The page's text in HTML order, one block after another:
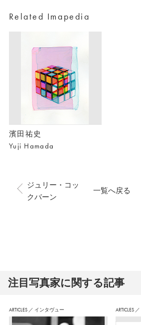
Related Imapedia
濱田祐史
Yuji Hamada
ジュリー・コッ
クバーン
一覧へ戻る
注⽬写真家に関する記事
ARTICLES ／ インタヴュー ARTICLES ／